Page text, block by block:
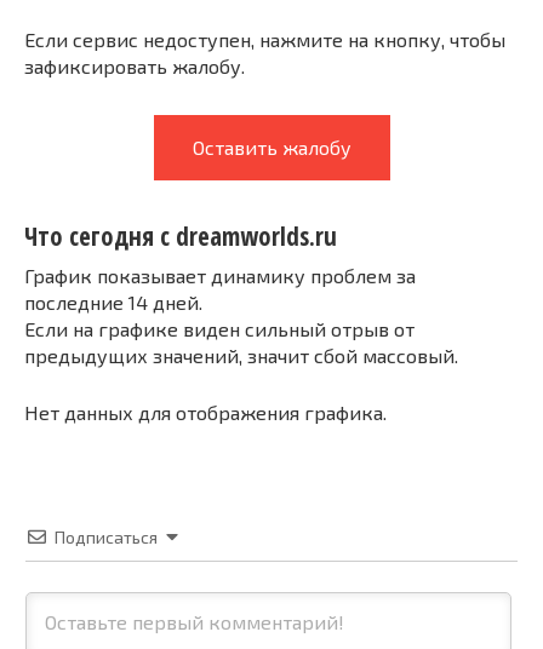
Если сервис недоступен, нажмите на кнопку, чтобы
зафиксировать жалобу.
Оставить жалобу
Что сегодня с dreamworlds.ru
График показывает динамику проблем за
последние 14 дней.
Если на графике виден сильный отрыв от
предыдущих значений, значит сбой массовый.
Нет данных для отображения графика.
Подписаться